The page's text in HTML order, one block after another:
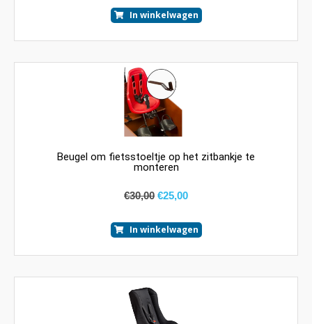
In winkelwagen
Beugel om fietsstoeltje op het zitbankje te
monteren
€30,00 €25,00
In winkelwagen